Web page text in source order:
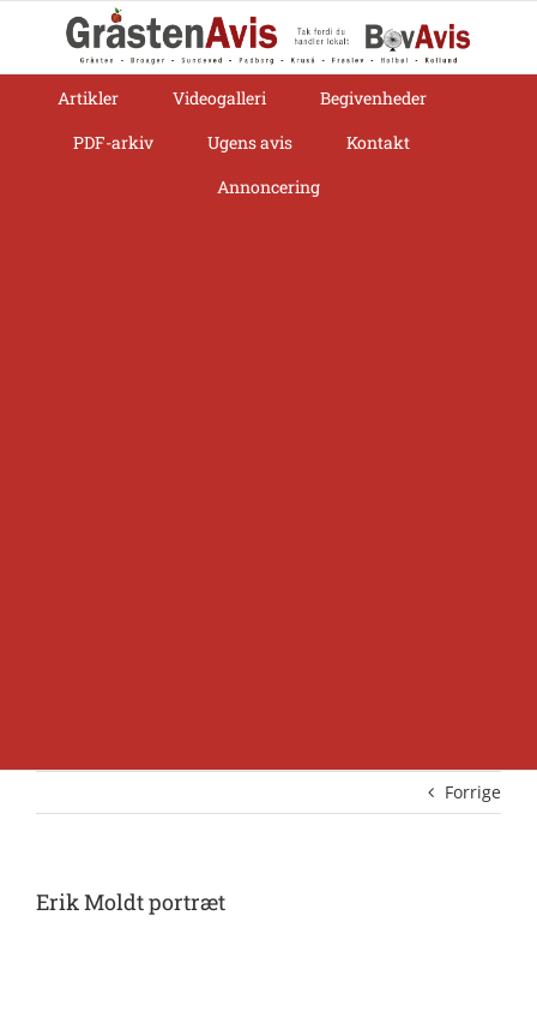
Artikler
Videogalleri
Begivenheder
PDF-arkiv
Ugens avis
Kontakt
Annoncering
Forrige
Erik Moldt portræt